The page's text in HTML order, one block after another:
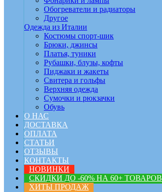
Обогреватели и радиаторы
Другое
Одежда из Италии
Костюмы спорт-шик
Брюки, джинсы
Платья, туники
Рубашки, блузы, кофты
Пиджаки и жакеты
Свитера и гольфы
Верхняя одежда
Сумочки и рюкзачки
Обувь
О НАС
ДОСТАВКА
ОПЛАТА
СТАТЬИ
ОТЗЫВЫ
КОНТАКТЫ
НОВИНКИ
СКИДКИ ДО -60% НА 60+ ТОВАРОВ
ХИТЫ ПРОДАЖ